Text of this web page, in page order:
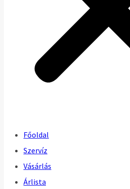
Főoldal
Szervíz
Vásárlás
Árlista